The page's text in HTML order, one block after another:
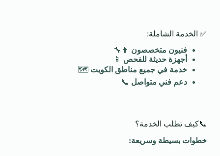
✅ الخدمة الشاملة:
فنيون متخصصون 👨‍🔧
أجهزة حديثة للفحص 📱
خدمة في جميع مناطق الكويت 🗺️
دعم فني متواصل 📞
📞كيف تطلب الخدمة؟
خطوات بسيطة وسريعة: